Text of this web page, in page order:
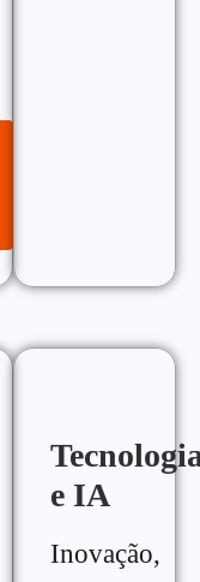
e IA
Inovação,